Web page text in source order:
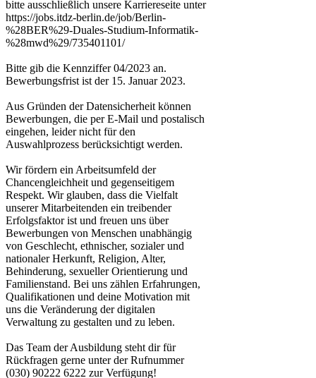
bitte ausschließlich unsere Karriereseite unter
https://jobs.itdz-berlin.de/job/Berlin-
%28BER%29-Duales-Studium-Informatik-
%28mwd%29/735401101/
Bitte gib die Kennziffer 04/2023 an.
Bewerbungsfrist ist der 15. Januar 2023.
Aus Gründen der Datensicherheit können
Bewerbungen, die per E-Mail und postalisch
eingehen, leider nicht für den
Auswahlprozess berücksichtigt werden.
Wir fördern ein Arbeitsumfeld der
Chancengleichheit und gegenseitigem
Respekt. Wir glauben, dass die Vielfalt
unserer Mitarbeitenden ein treibender
Erfolgsfaktor ist und freuen uns über
Bewerbungen von Menschen unabhängig
von Geschlecht, ethnischer, sozialer und
nationaler Herkunft, Religion, Alter,
Behinderung, sexueller Orientierung und
Familienstand. Bei uns zählen Erfahrungen,
Qualifikationen und deine Motivation mit
uns die Veränderung der digitalen
Verwaltung zu gestalten und zu leben.
Das Team der Ausbildung steht dir für
Rückfragen gerne unter der Rufnummer
(030) 90222 6222 zur Verfügung!